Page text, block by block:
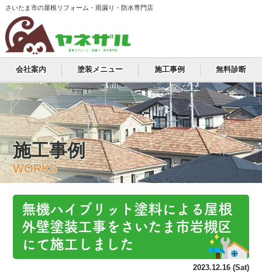
さいたま市の屋根リフォーム・雨漏り・防水専門店
会社案内 塗装メニュー 施工事例 無料診断
施工事例
WORKS
無機ハイブリット塗料による屋根
外壁塗装工事をさいたま市岩槻区
にて施工しました
2023.12.16 (Sat)